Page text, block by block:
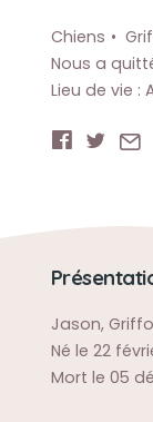
Chiens
Nous a
Lieu de vie :
Jason,
Né le 22
Mort le 05